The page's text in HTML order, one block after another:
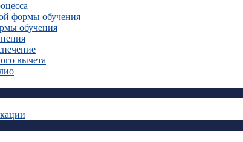
формы обучения
обучения
вычета